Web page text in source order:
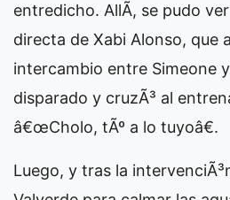
entredicho. AllÃ­, se pudo
directa de Xabi Alonso, que
intercambio entre Simeone
disparado y cruzÃ³ al
â€œCholo, tÃº a lo tuyoâ€.
Luego, y tras la